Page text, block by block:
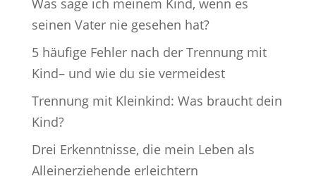
seinen Vater nie gesehen hat?
5 häufige Fehler nach der Trennung mit
Kind– und wie du sie vermeidest
Trennung mit Kleinkind: Was braucht dein
Kind?
Drei Erkenntnisse, die mein Leben als
Alleinerziehende erleichtern